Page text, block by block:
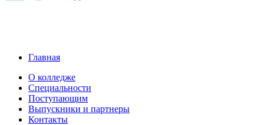
Главная
О колледже
Специальности
Поступающим
Выпускники и партнеры
Контакты